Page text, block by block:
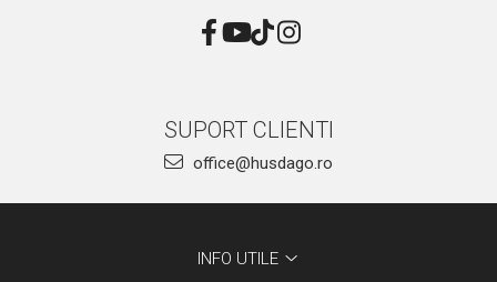
SUPORT CLIENTI
office@husdago.ro
INFO UTILE